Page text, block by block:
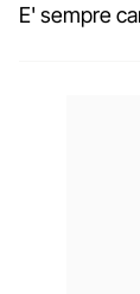
E' sempre